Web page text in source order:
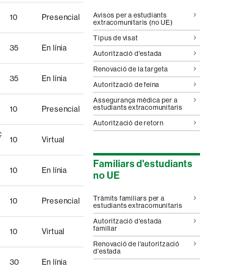
10 Presencial
35 En línia
35 En línia
10 Presencial
10 Virtual
10 En línia
10 Presencial
10 Virtual
30 En línia
Avisos per a estudiants
extracomunitaris (no UE)
Tipus de visat
Autorització d'estada
Renovació de la targeta
Autorització de feina
Assegurança mèdica per a
estudiants extracomunitaris
Autorització de retorn
Familiars d'estudiants
no UE
Tràmits familiars per a
estudiants extracomunitaris
Autorització d'estada
familiar
Renovació de l'autorització
d'estada